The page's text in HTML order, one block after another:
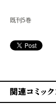
既刊5巻